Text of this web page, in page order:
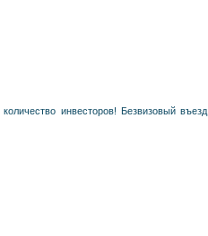
инвесторов! Безвизовый въезд,